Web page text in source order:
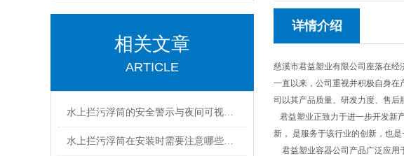
相关文章
ARTICLE
水上拦污浮筒的安全警示与夜间可视性设计方案
水上拦污浮筒在安装时需要注意哪些事项？
详情介绍
慈溪市君益塑业有限公司座落在经
一直以来，公司重视并积极自身
司以其产品质量、研发力度、售后
君益塑业正致力于进一步开发新
新， 是服务于该行业的创新，也
君益塑业容器公司产品广泛应用